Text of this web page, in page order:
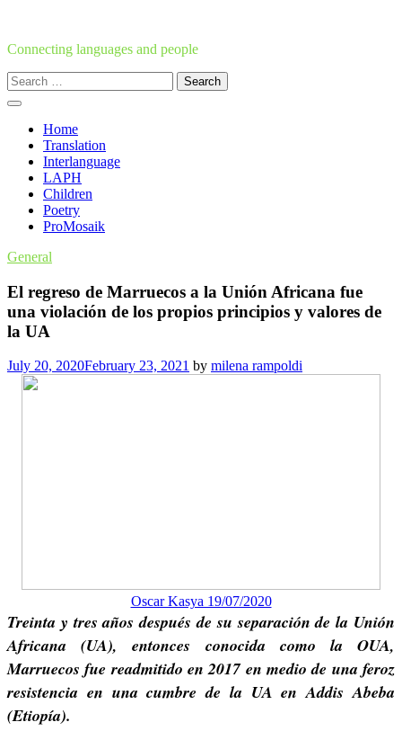
content
Connecting languages and people
Search
for:
Home
Translation
Interlanguage
LAPH
Children
Poetry
ProMosaik
General
El regreso de Marruecos a la Unión Africana fue
una violación de los propios principios y valores de
la UA
July 20, 2020February 23, 2021 by milena rampoldi
Oscar Kasya 19/07/2020
Treinta y tres años después de su separación de la Unión
Africana (UA), entonces conocida como la OUA,
Marruecos fue readmitido en 2017 en medio de una feroz
resistencia en una cumbre de la UA en Addis Abeba
(Etiopía).